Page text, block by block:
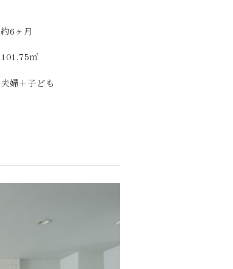
約6ヶ月
101.75㎡
夫婦＋子ども